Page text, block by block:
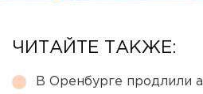
ЧИТАЙТЕ ТАКЖЕ:
В Оренбурге продлили